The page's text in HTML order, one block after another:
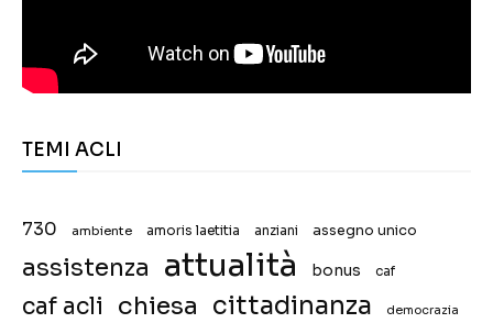
TEMI ACLI
730 ambiente amoris laetitia anziani assegno unico
assistenza attualità bonus caf
caf acli chiesa cittadinanza democrazia